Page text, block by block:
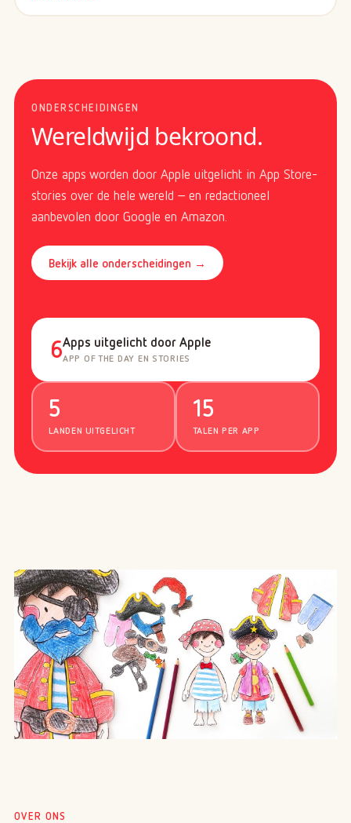
ONDERSCHEIDINGEN
Wereldwijd bekroond.
Onze apps worden door Apple uitgelicht in App Store-
stories over de hele wereld – en redactioneel
aanbevolen door Google en Amazon.
Bekijk alle onderscheidingen →
6Apps uitgelicht door Apple
APP OF THE DAY EN STORIES
5
LANDEN UITGELICHT
15
TALEN PER APP
OVER ONS